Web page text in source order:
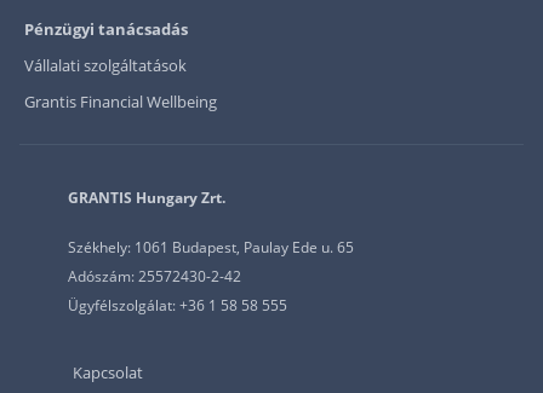
Pénzügyi tanácsadás
Vállalati szolgáltatások
Grantis Financial Wellbeing
GRANTIS Hungary Zrt.
Székhely: 1061 Budapest, Paulay Ede u. 65
Adószám: 25572430-2-42
Ügyfélszolgálat: +36 1 58 58 555
Kapcsolat